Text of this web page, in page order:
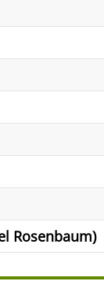
Rosenbaum)